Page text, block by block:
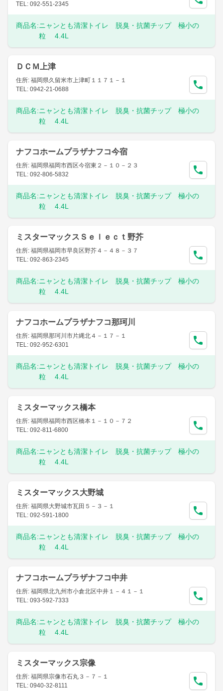
TEL: 092-551-2345
商品名:ニャンとも清潔トイレ 脱臭・抗菌チップ 極小の
粒 4.4L
ＤＣＭ上津
住所: 福岡県久留米市上津町１１７１－１
TEL: 0942-21-0688
商品名:ニャンとも清潔トイレ 脱臭・抗菌チップ 極小の
粒 4.4L
ナフコホームプラザナフコ今宿
住所: 福岡県福岡市西区今宿東２－１０－２３
TEL: 092-806-5832
商品名:ニャンとも清潔トイレ 脱臭・抗菌チップ 極小の
粒 4.4L
ミスターマックスＳｅｌｅｃｔ野芥
住所: 福岡県福岡市早良区野芥４－４８－３７
TEL: 092-863-2345
商品名:ニャンとも清潔トイレ 脱臭・抗菌チップ 極小の
粒 4.4L
ナフコホームプラザナフコ那珂川
住所: 福岡県那珂川市片縄北４－１７－１
TEL: 092-952-6301
商品名:ニャンとも清潔トイレ 脱臭・抗菌チップ 極小の
粒 4.4L
ミスターマックス橋本
住所: 福岡県福岡市西区橋本１－１０－７２
TEL: 092-811-6800
商品名:ニャンとも清潔トイレ 脱臭・抗菌チップ 極小の
粒 4.4L
ミスターマックス大野城
住所: 福岡県大野城市瓦田５－３－１
TEL: 092-591-1800
商品名:ニャンとも清潔トイレ 脱臭・抗菌チップ 極小の
粒 4.4L
ナフコホームプラザナフコ中井
住所: 福岡県北九州市小倉北区中井１－４１－１
TEL: 093-592-7333
商品名:ニャンとも清潔トイレ 脱臭・抗菌チップ 極小の
粒 4.4L
ミスターマックス宗像
住所: 福岡県宗像市石丸３－７－１
TEL: 0940-32-8111